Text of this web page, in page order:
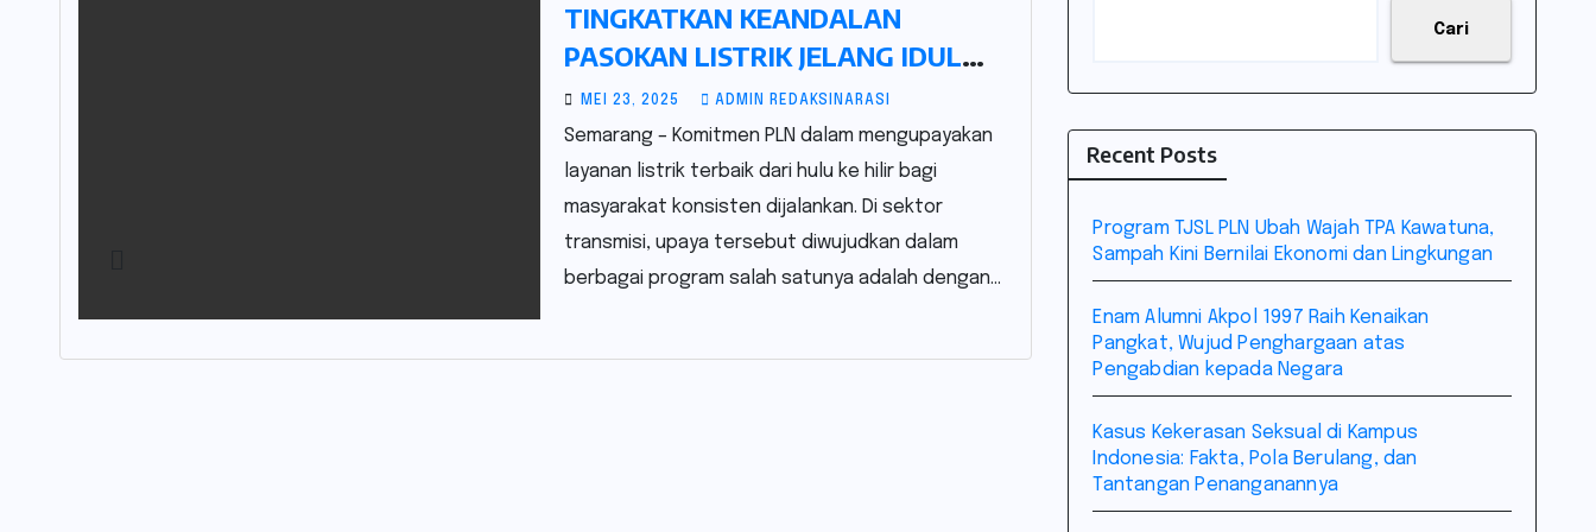
TINGKATKAN KEANDALAN
PASOKAN LISTRIK JELANG IDUL
ADHA 2025, PLN UPT SEMARANG
BERHASIL ENERGIZE TRAFO
MOBILE 30 MVA DI GARDU INDUK
KALIWUNGU
MEI 23, 2025 ADMIN REDAKSINARASI
Semarang – Komitmen PLN dalam mengupayakan
layanan listrik terbaik dari hulu ke hilir bagi
masyarakat konsisten dijalankan. Di sektor
transmisi, upaya tersebut diwujudkan dalam
berbagai program salah satunya adalah dengan…
Cari
Recent Posts
Program TJSL PLN Ubah Wajah TPA Kawatuna,
Sampah Kini Bernilai Ekonomi dan Lingkungan
Enam Alumni Akpol 1997 Raih Kenaikan
Pangkat, Wujud Penghargaan atas
Pengabdian kepada Negara
Kasus Kekerasan Seksual di Kampus
Indonesia: Fakta, Pola Berulang, dan
Tantangan Penanganannya